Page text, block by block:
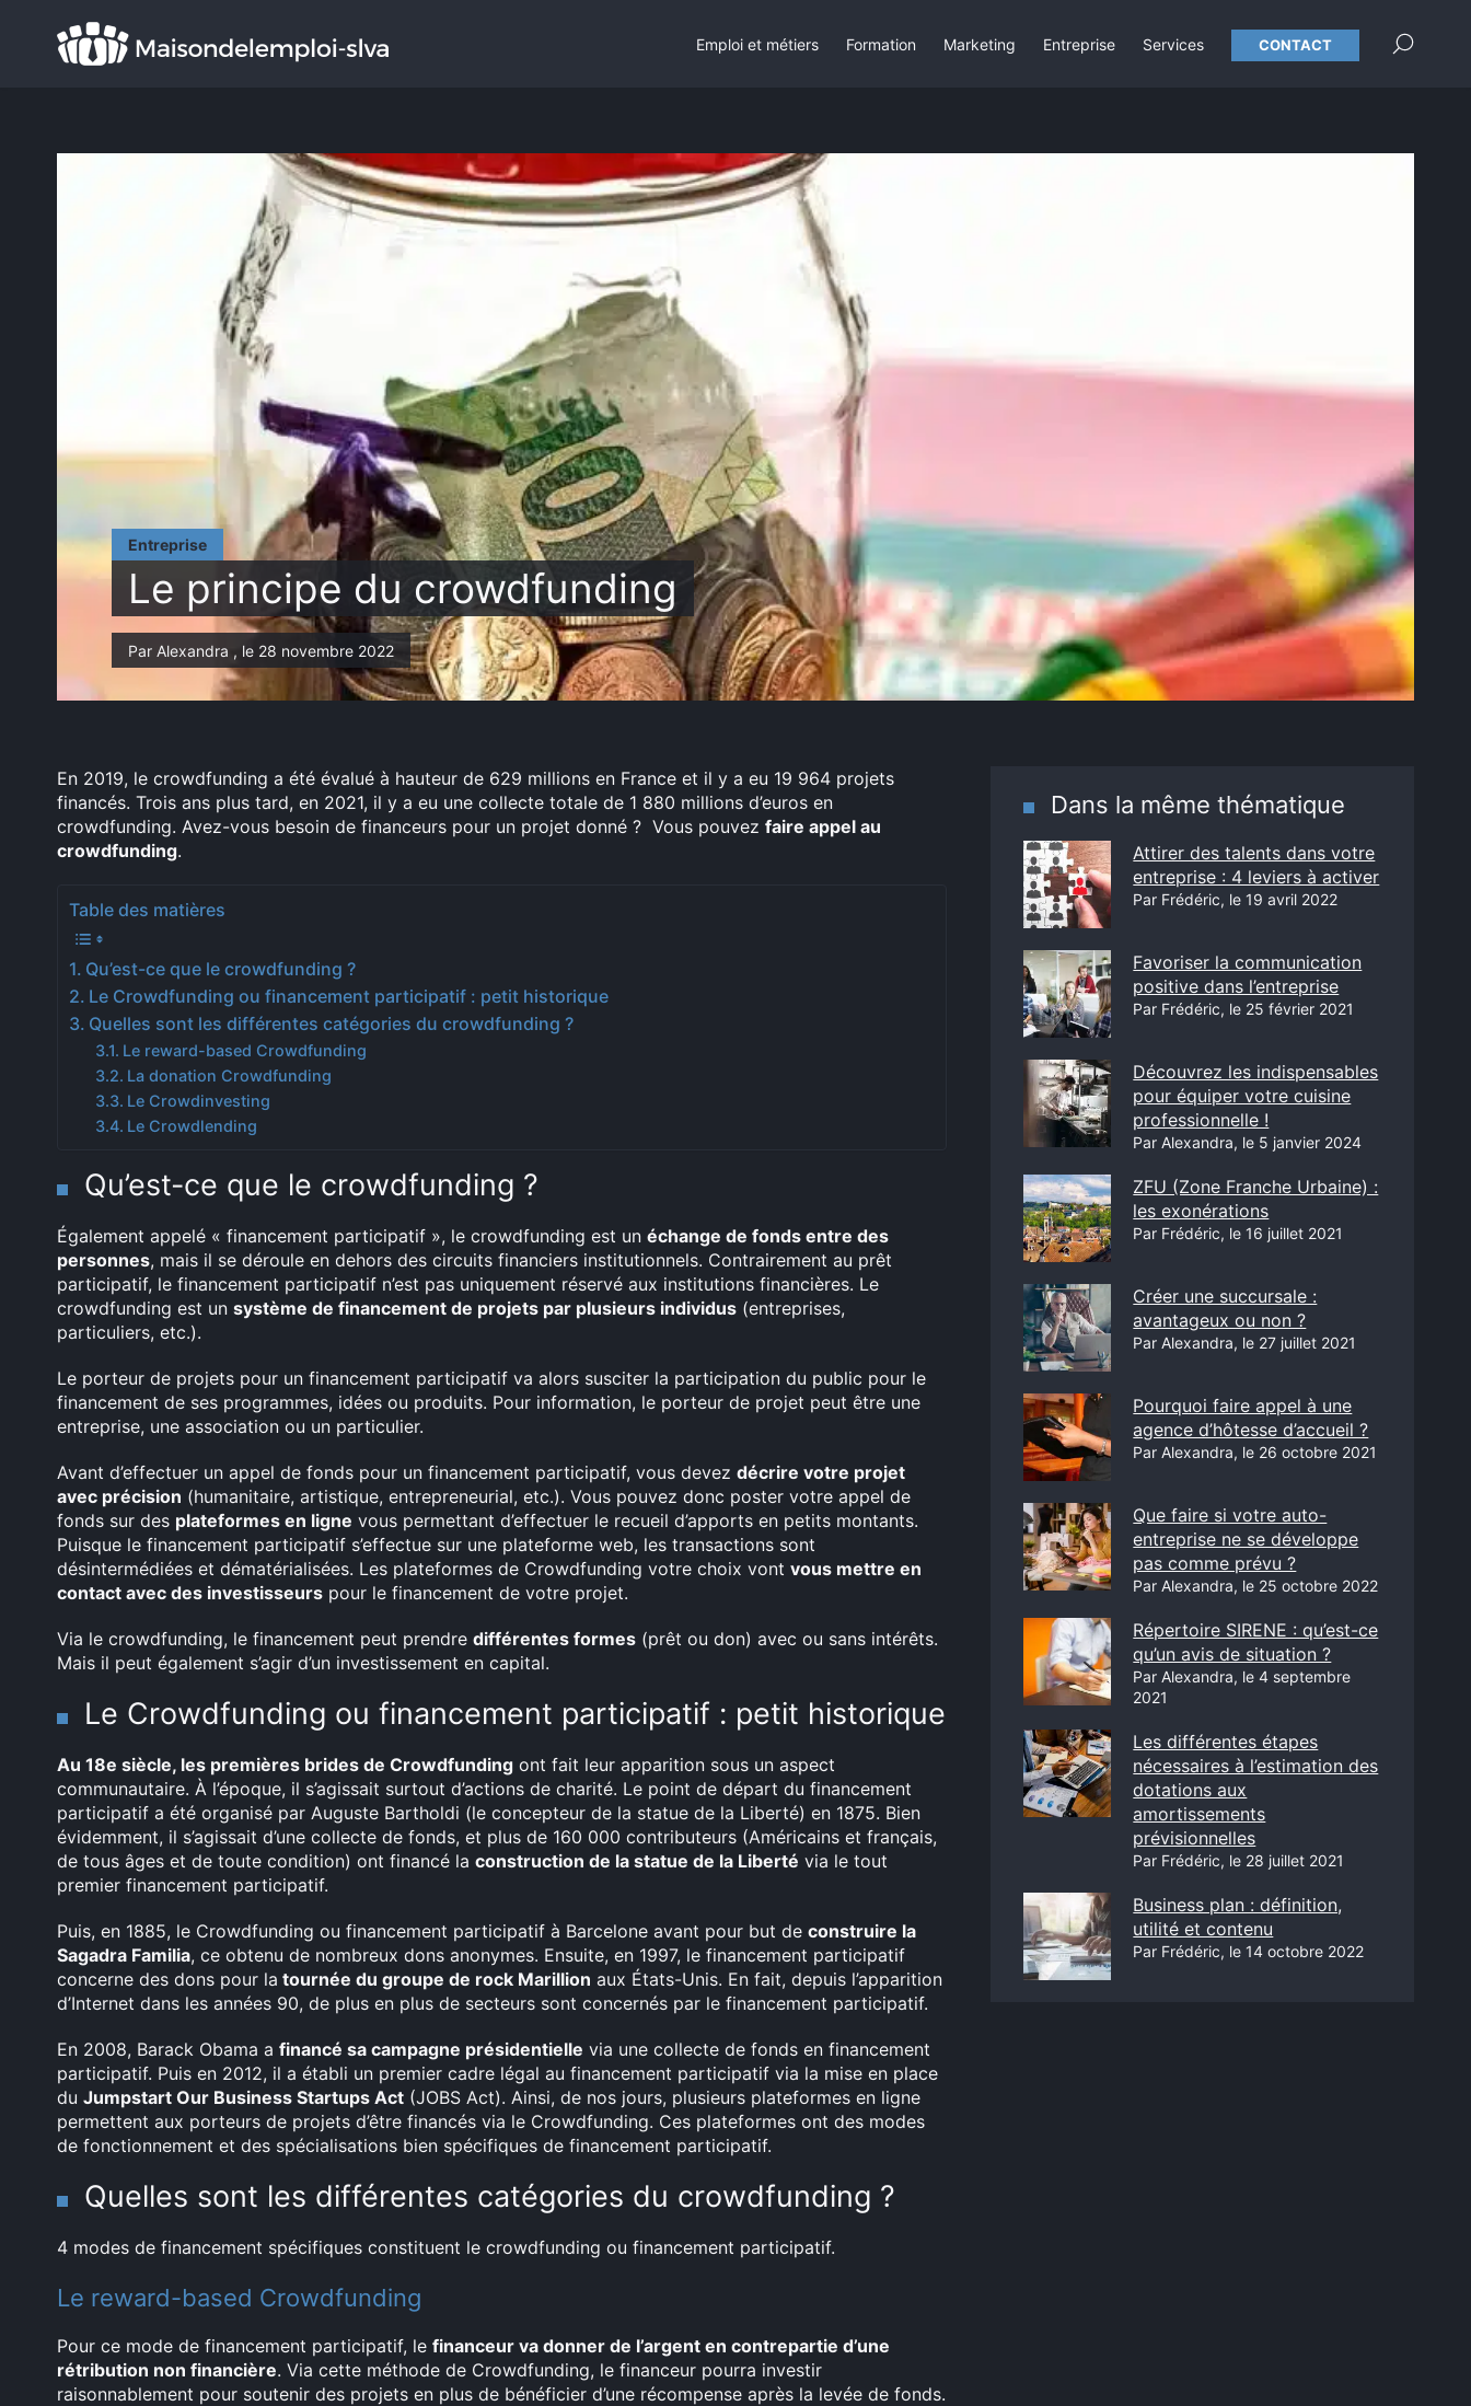
Entreprise
Le principe du crowdfunding
Par Alexandra , le 28 novembre 2022
En 2019, le crowdfunding a été évalué à hauteur de 629 millions en France et il y a eu 19 964 projets
financés. Trois ans plus tard, en 2021, il y a eu une collecte totale de 1 880 millions d’euros en
crowdfunding. Avez-vous besoin de financeurs pour un projet donné ? Vous pouvez faire appel au
crowdfunding.
Table des matières
Qu’est-ce que le crowdfunding ?
Le Crowdfunding ou financement participatif : petit historique
Quelles sont les différentes catégories du crowdfunding ?
Le reward-based Crowdfunding
La donation Crowdfunding
Le Crowdinvesting
Le Crowdlending
Qu’est-ce que le crowdfunding ?
Également appelé « financement participatif », le crowdfunding est un échange de fonds entre des
personnes, mais il se déroule en dehors des circuits financiers institutionnels. Contrairement au prêt
participatif, le financement participatif n’est pas uniquement réservé aux institutions financières. Le
crowdfunding est un système de financement de projets par plusieurs individus (entreprises,
particuliers, etc.).
Le porteur de projets pour un financement participatif va alors susciter la participation du public pour le
financement de ses programmes, idées ou produits. Pour information, le porteur de projet peut être une
entreprise, une association ou un particulier.
Avant d’effectuer un appel de fonds pour un financement participatif, vous devez décrire votre projet
avec précision (humanitaire, artistique, entrepreneurial, etc.). Vous pouvez donc poster votre appel de
fonds sur des plateformes en ligne vous permettant d’effectuer le recueil d’apports en petits montants.
Puisque le financement participatif s’effectue sur une plateforme web, les transactions sont
désintermédiées et dématérialisées. Les plateformes de Crowdfunding votre choix vont vous mettre en
contact avec des investisseurs pour le financement de votre projet.
Via le crowdfunding, le financement peut prendre différentes formes (prêt ou don) avec ou sans intérêts.
Mais il peut également s’agir d’un investissement en capital.
Le Crowdfunding ou financement participatif : petit historique
Au 18e siècle, les premières brides de Crowdfunding ont fait leur apparition sous un aspect
communautaire. À l’époque, il s’agissait surtout d’actions de charité. Le point de départ du financement
participatif a été organisé par Auguste Bartholdi (le concepteur de la statue de la Liberté) en 1875. Bien
évidemment, il s’agissait d’une collecte de fonds, et plus de 160 000 contributeurs (Américains et français,
de tous âges et de toute condition) ont financé la construction de la statue de la Liberté via le tout
premier financement participatif.
Puis, en 1885, le Crowdfunding ou financement participatif à Barcelone avant pour but de construire la
Sagadra Familia, ce obtenu de nombreux dons anonymes. Ensuite, en 1997, le financement participatif
concerne des dons pour la tournée du groupe de rock Marillion aux États-Unis. En fait, depuis l’apparition
d’Internet dans les années 90, de plus en plus de secteurs sont concernés par le financement participatif.
En 2008, Barack Obama a financé sa campagne présidentielle via une collecte de fonds en financement
participatif. Puis en 2012, il a établi un premier cadre légal au financement participatif via la mise en place
du Jumpstart Our Business Startups Act (JOBS Act). Ainsi, de nos jours, plusieurs plateformes en ligne
permettent aux porteurs de projets d’être financés via le Crowdfunding. Ces plateformes ont des modes
de fonctionnement et des spécialisations bien spécifiques de financement participatif.
Quelles sont les différentes catégories du crowdfunding ?
4 modes de financement spécifiques constituent le crowdfunding ou financement participatif.
Le reward-based Crowdfunding
Pour ce mode de financement participatif, le financeur va donner de l’argent en contrepartie d’une
rétribution non financière. Via cette méthode de Crowdfunding, le financeur pourra investir
raisonnablement pour soutenir des projets en plus de bénéficier d’une récompense après la levée de fonds.
Dans la même thématique
Attirer des talents dans votre
entreprise : 4 leviers à activer
Par Frédéric, le 19 avril 2022
Favoriser la communication
positive dans l’entreprise
Par Frédéric, le 25 février 2021
Découvrez les indispensables
pour équiper votre cuisine
professionnelle !
Par Alexandra, le 5 janvier 2024
ZFU (Zone Franche Urbaine) :
les exonérations
Par Frédéric, le 16 juillet 2021
Créer une succursale :
avantageux ou non ?
Par Alexandra, le 27 juillet 2021
Pourquoi faire appel à une
agence d’hôtesse d’accueil ?
Par Alexandra, le 26 octobre 2021
Que faire si votre auto-
entreprise ne se développe
pas comme prévu ?
Par Alexandra, le 25 octobre 2022
Répertoire SIRENE : qu’est-ce
qu’un avis de situation ?
Par Alexandra, le 4 septembre
2021
Les différentes étapes
nécessaires à l’estimation des
dotations aux
amortissements
prévisionnelles
Par Frédéric, le 28 juillet 2021
Business plan : définition,
utilité et contenu
Par Frédéric, le 14 octobre 2022
Emploi et métiers Formation Marketing Entreprise Services CONTACT
: